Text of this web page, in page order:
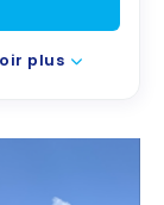
plus